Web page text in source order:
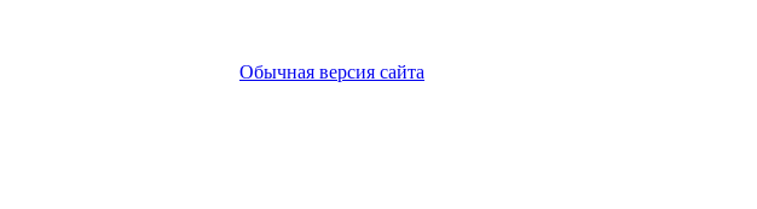
Обычная версия сайта